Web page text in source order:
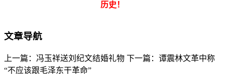
历史！
文章导航
上一篇：冯玉祥送刘纪文结婚礼物 下一篇：谭震林文革中称
“不应该跟毛泽东干革命”